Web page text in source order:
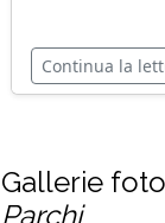
Continua la
Gallerie
Parchi